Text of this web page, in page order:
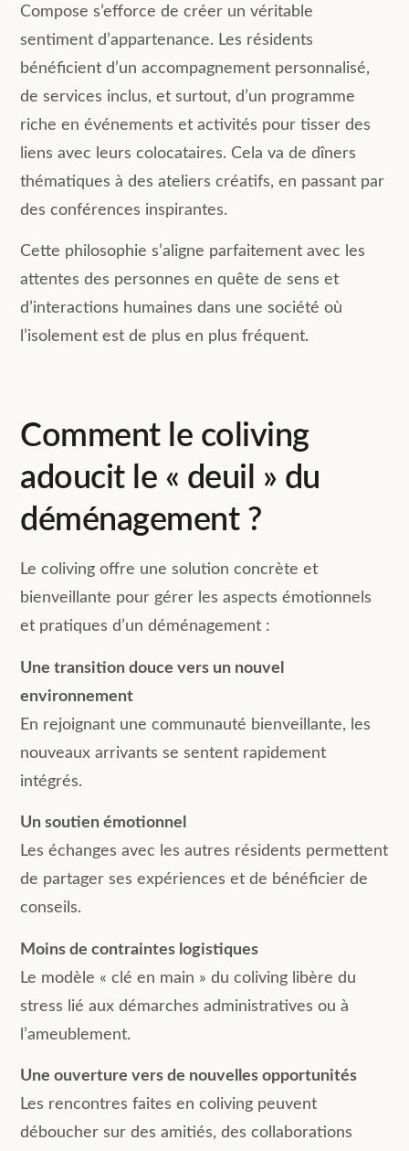
Compose s’efforce de créer un véritable
sentiment d’appartenance. Les résidents
bénéficient d’un accompagnement personnalisé,
de services inclus, et surtout, d’un programme
riche en événements et activités pour tisser des
liens avec leurs colocataires. Cela va de dîners
thématiques à des ateliers créatifs, en passant par
des conférences inspirantes.
Cette philosophie s’aligne parfaitement avec les
attentes des personnes en quête de sens et
d’interactions humaines dans une société où
l’isolement est de plus en plus fréquent.
Comment le coliving
adoucit le « deuil » du
déménagement ?
Le coliving offre une solution concrète et
bienveillante pour gérer les aspects émotionnels
et pratiques d’un déménagement :
Une transition douce vers un nouvel
environnement
En rejoignant une communauté bienveillante, les
nouveaux arrivants se sentent rapidement
intégrés.
Un soutien émotionnel
Les échanges avec les autres résidents permettent
de partager ses expériences et de bénéficier de
conseils.
Moins de contraintes logistiques
Le modèle « clé en main » du coliving libère du
stress lié aux démarches administratives ou à
l’ameublement.
Une ouverture vers de nouvelles opportunités
Les rencontres faites en coliving peuvent
déboucher sur des amitiés, des collaborations